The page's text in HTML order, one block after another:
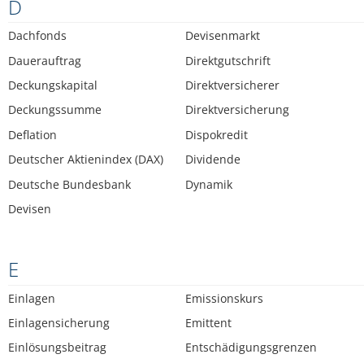
D
Dachfonds
Dauerauftrag
Deckungskapital
Deckungssumme
Deflation
Deutscher Aktienindex (DAX)
Deutsche Bundesbank
Devisen
Devisenmarkt
Direktgutschrift
Direktversicherer
Direktversicherung
Dispokredit
Dividende
Dynamik
E
Einlagen
Einlagensicherung
Einlösungsbeitrag
Emissionskurs
Emittent
Entschädigungsgrenzen